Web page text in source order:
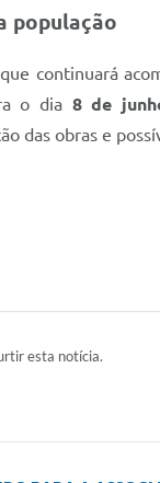
população
continuará
o dia 8 de
das obras e
esta notícia.